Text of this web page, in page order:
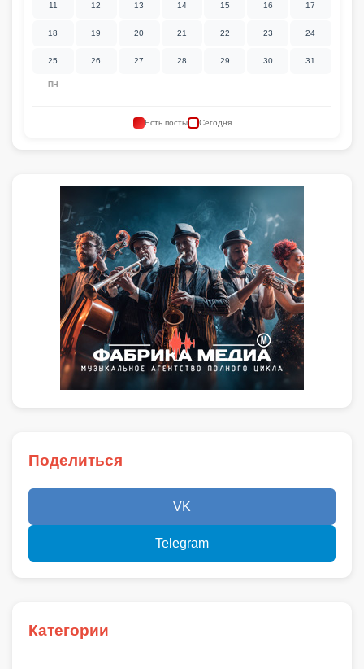
ПН
11 12 13 14 15 16 17
18 19 20 21 22 23 24
25 26 27 28 29 30 31
Есть посты Сегодня
Поделиться
VK
Telegram
Категории